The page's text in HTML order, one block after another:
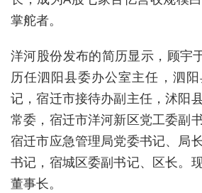
掌舵者。
洋河股份发布的简历显示，顾宇
历任泗阳县委办公室主任，泗
记，宿迁市接待办副主任，沭阳
常委，宿迁市洋河新区党工委副
宿迁市应急管理局党委书记、局
书记，宿城区委副书记、区长。
董事长。